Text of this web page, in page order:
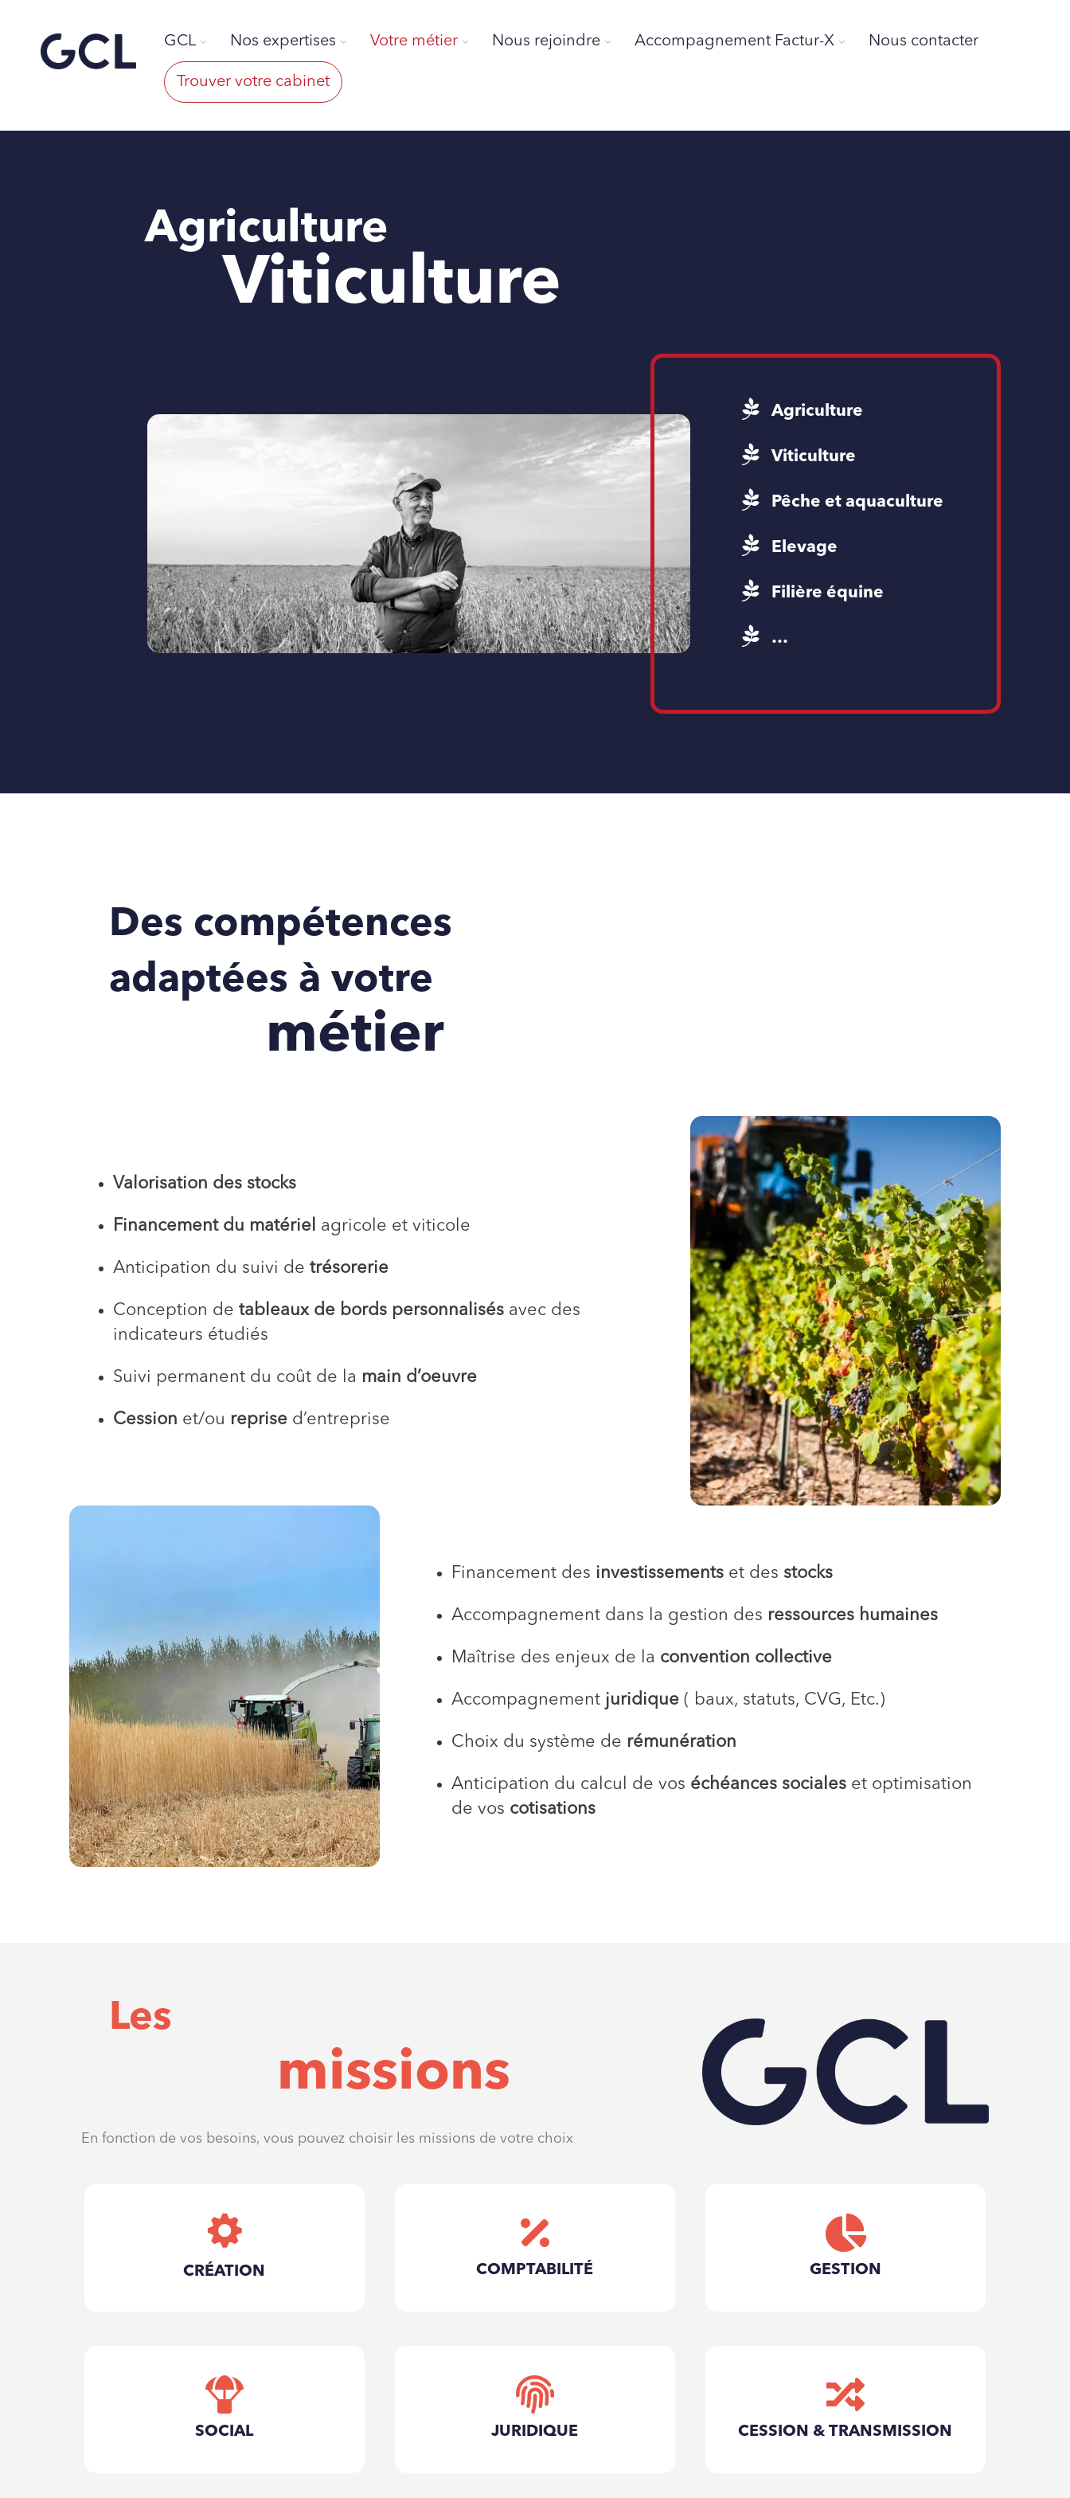
GCL Nos expertises Votre métier Nous rejoindre Accompagnement Factur-X Nous contacter
Trouver votre cabinet
Agriculture
Viticulture
Agriculture
Viticulture
Pêche et aquaculture
Elevage
Filière équine
…
Des compétences
adaptées à votre
métier
Valorisation des stocks
Financement du matériel agricole et viticole
Anticipation du suivi de trésorerie
Conception de tableaux de bords personnalisés avec des
indicateurs étudiés
Suivi permanent du coût de la main d’oeuvre
Cession et/ou reprise d’entreprise
Financement des investissements et des stocks
Accompagnement dans la gestion des ressources humaines
Maîtrise des enjeux de la convention collective
Accompagnement juridique ( baux, statuts, CVG, Etc.)
Choix du système de rémunération
Anticipation du calcul de vos échéances sociales et optimisation
de vos cotisations
Les
missions
En fonction de vos besoins, vous pouvez choisir les missions de votre choix
CRÉATION
Réalisation du prévisionnel
Accompagnement à la
création d’entreprise (statuts,
COMPTABILITÉ
Mise à disposition d’outils
administratifs et comptables
Tenue comptable courante
GESTION
Analyse de la rentabilité de
Suivi de la trésorerie
SOCIAL JURIDIQUE CESSION & TRANSMISSION